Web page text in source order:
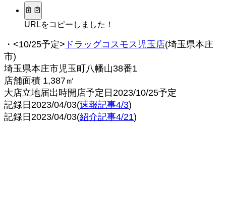
URLをコピーしました！
・<10/25予定> ドラッグコスモス児玉店(埼玉県本庄
市)
埼玉県本庄市児玉町八幡山38番1
店舗面積 1,387㎡
大店立地届出時開店予定日2023/10/25予定
記録日2023/04/03(速報記事4/3)
記録日2023/04/03(紹介記事4/21)